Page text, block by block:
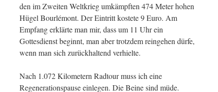
den im Zweiten Weltkrieg umkämpften 474 Meter hohen
Hügel Bourlémont. Der Eintritt kostete 9 Euro. Am
Empfang erklärte man mir, dass um 11 Uhr ein
Gottesdienst beginnt, man aber trotzdem reingehen dürfe,
wenn man sich zurückhaltend verhielte.
Nach 1.072 Kilometern Radtour muss ich eine
Regenerationspause einlegen. Die Beine sind müde.